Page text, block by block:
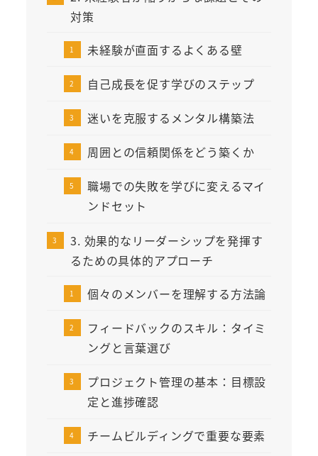
対策
未経験が直面するよくある壁
自己成長を促す学びのステップ
迷いを克服するメンタル構築法
周囲との信頼関係をどう築くか
職場での失敗を学びに変えるマイ
ンドセット
3. 効果的なリーダーシップを発揮す
るための具体的アプローチ
個々のメンバーを理解する方法論
フィードバックのスキル：タイミ
ングと言葉選び
プロジェクト管理の基本：目標設
定と進捗確認
チームビルディングで重要な要素